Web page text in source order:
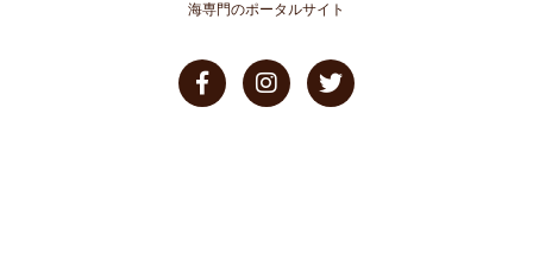
海専門のポータルサイト